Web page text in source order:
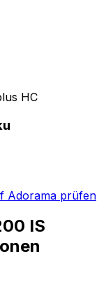
HC
Adorama prüfen
IS